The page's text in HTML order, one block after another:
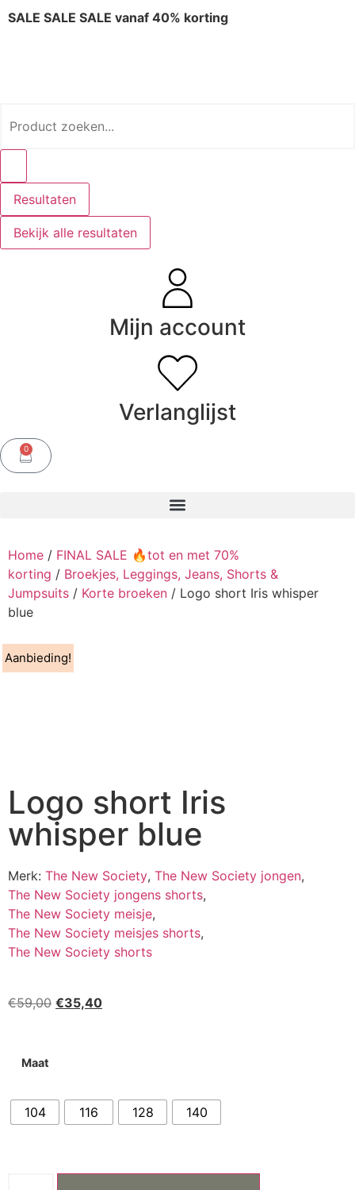
SALE SALE SALE vanaf 40% korting
Resultaten
Bekijk alle resultaten
Mijn account
Verlanglijst
0
Home / FINAL SALE 🔥tot en met 70%
korting / Broekjes, Leggings, Jeans, Shorts &
Jumpsuits / Korte broeken / Logo short Iris whisper
blue
Aanbieding!
Logo short Iris
whisper blue
Merk: The New Society, The New Society jongen,
The New Society jongens shorts,
The New Society meisje,
The New Society meisjes shorts,
The New Society shorts
€59,00 €35,40
Maat
104 116 128 140